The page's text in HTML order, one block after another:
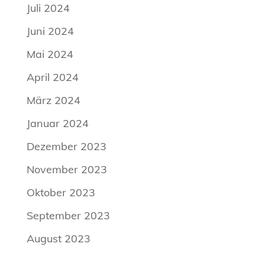
Juli 2024
Juni 2024
Mai 2024
April 2024
März 2024
Januar 2024
Dezember 2023
November 2023
Oktober 2023
September 2023
August 2023